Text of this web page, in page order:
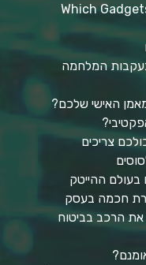
Which
המלחמה
האישי שלכם?
צריכים
חכמה בעסק
הרכב בביטוח